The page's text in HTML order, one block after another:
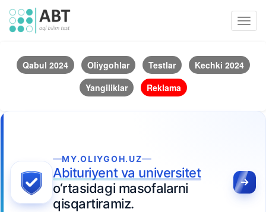
Qabul 2024 Oliygohlar Testlar
Kechki 2024
Yangiliklar
Reklama
MY.OLIYGOH.UZ
Abituriyent va universitet
o‘rtasidagi masofalarni
qisqartiramiz.